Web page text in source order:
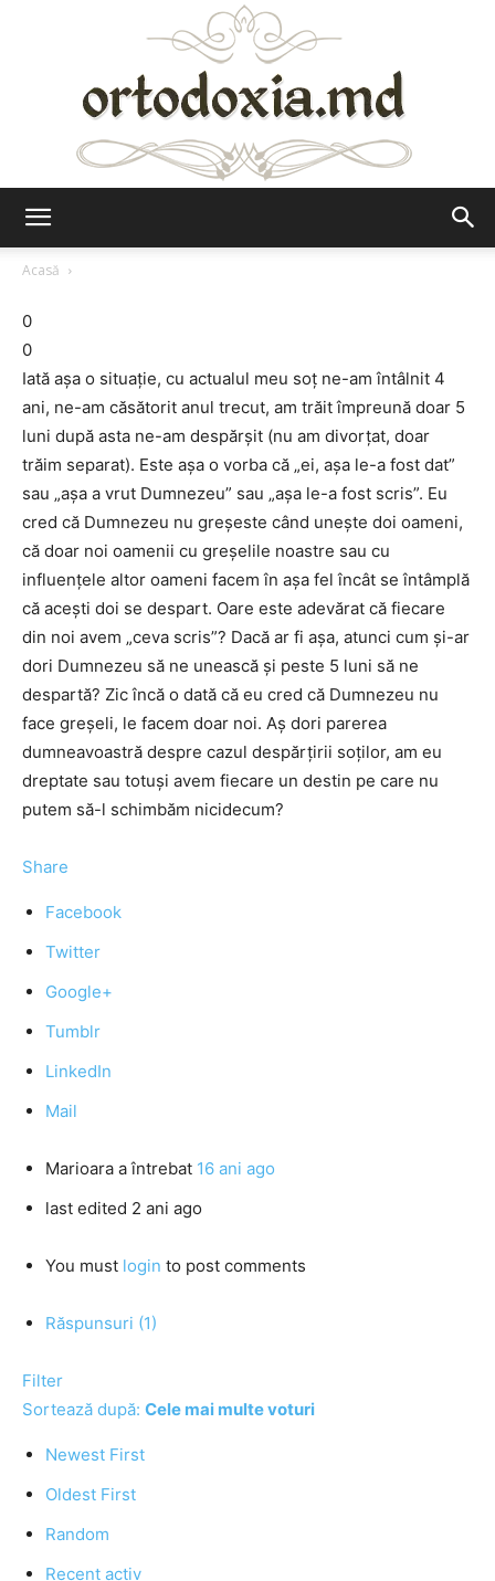
Acasă
0
0
Iată aşa o situaţie, cu actualul meu soţ ne-am întâlnit 4
ani, ne-am căsătorit anul trecut, am trăit împreună doar 5
luni după asta ne-am despărşit (nu am divorţat, doar
trăim separat). Este aşa o vorba că „ei, aşa le-a fost dat”
sau „aşa a vrut Dumnezeu” sau „aşa le-a fost scris”. Eu
cred că Dumnezeu nu greşeste când uneşte doi oameni,
că doar noi oamenii cu greşelile noastre sau cu
influenţele altor oameni facem în aşa fel încât se întâmplă
că aceşti doi se despart. Oare este adevărat că fiecare
din noi avem „ceva scris”? Dacă ar fi aşa, atunci cum şi-ar
dori Dumnezeu să ne unească şi peste 5 luni să ne
despartă? Zic încă o dată că eu cred că Dumnezeu nu
face greşeli, le facem doar noi. Aş dori parerea
dumneavoastră despre cazul despărţirii soţilor, am eu
dreptate sau totuşi avem fiecare un destin pe care nu
putem să-l schimbăm nicidecum?
Share
Facebook
Twitter
Google+
Tumblr
LinkedIn
Mail
Marioara a întrebat 16 ani ago
last edited 2 ani ago
You must login to post comments
Răspunsuri (1)
Filter
Sortează după: Cele mai multe voturi
Newest First
Oldest First
Random
Recent activ